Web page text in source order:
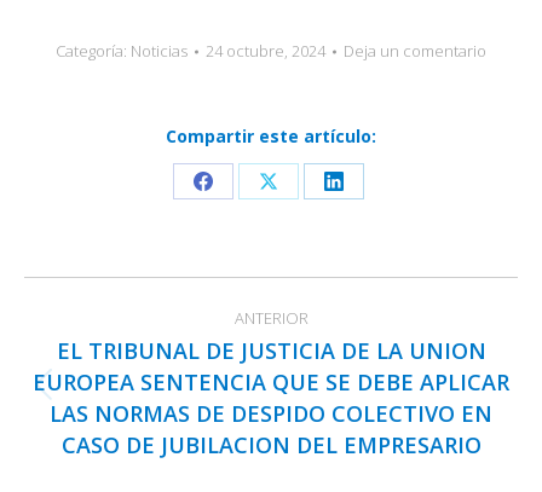
Categoría: Noticias 24 octubre, 2024 Deja un comentario
Compartir este artículo:
Share
Facebook
Share
X
Share
LinkedIn
entre
publicaciones
ANTERIOR
Publicación
anterior:
EL TRIBUNAL DE JUSTICIA DE LA UNION
EUROPEA SENTENCIA QUE SE DEBE APLICAR
LAS NORMAS DE DESPIDO COLECTIVO EN
CASO DE JUBILACION DEL EMPRESARIO